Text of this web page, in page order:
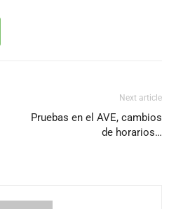
Next article
Pruebas en el AVE, cambios
de horarios…